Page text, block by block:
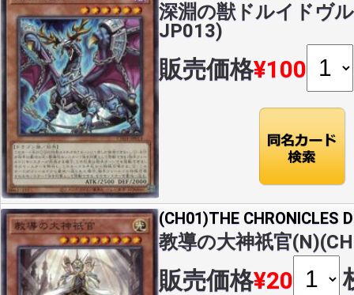
深淵の獣ドルイドヴ
JP013)
販売価格¥100
(CH01)THE CHRONICLES
教導の大神祇官
販売価格¥20